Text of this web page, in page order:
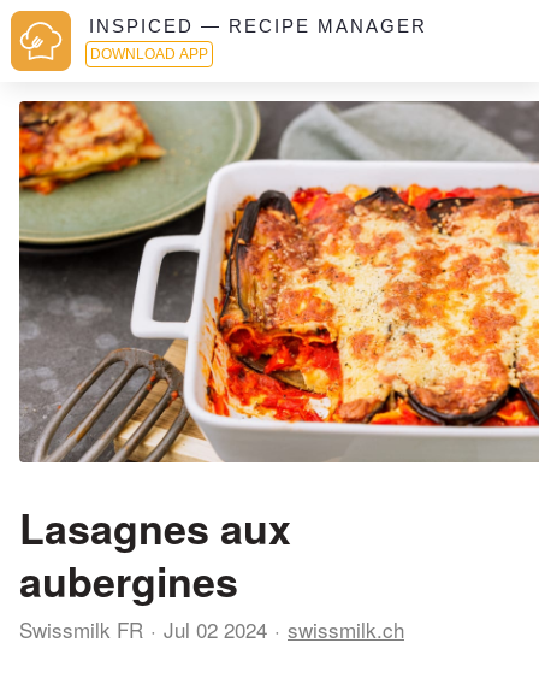
INSPICED — RECIPE MANAGER
DOWNLOAD APP
Lasagnes aux
aubergines
Swissmilk FR Jul 02 2024 swissmilk.ch